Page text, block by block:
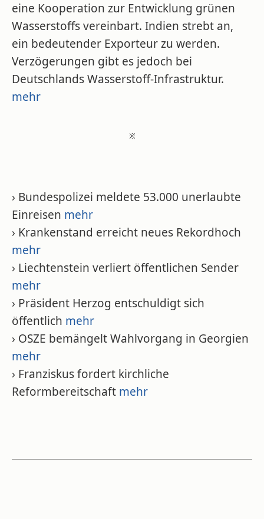
eine Kooperation zur Entwicklung grünen
Wasserstoffs vereinbart. Indien strebt an,
ein bedeutender Exporteur zu werden.
Verzögerungen gibt es jedoch bei
Deutschlands Wasserstoff-Infrastruktur.
mehr
※
› Bundespolizei meldete 53.000 unerlaubte
Einreisen mehr
› Krankenstand erreicht neues Rekordhoch
mehr
› Liechtenstein verliert öffentlichen Sender
mehr
› Präsident Herzog entschuldigt sich
öffentlich mehr
› OSZE bemängelt Wahlvorgang in Georgien
mehr
› Franziskus fordert kirchliche
Reformbereitschaft mehr